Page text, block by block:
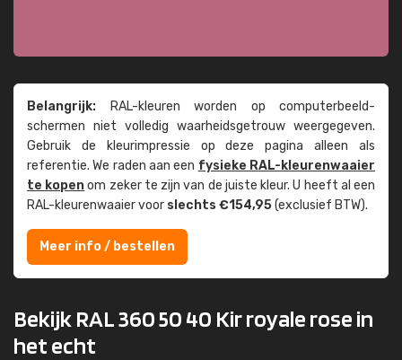
Belangrijk: RAL-kleuren worden op computer­beeld­
schermen niet volledig waarheids­­getrouw weer­gegeven.
Gebruik de kleur­impressie op deze pagina alleen als
referentie. We raden aan een fysieke RAL-kleuren­waaier
te kopenom zeker te zijn van de juiste kleur. U heeft al een
RAL-kleuren­waaier voor slechts €154,95(exclusief BTW).
Meer info / bestellen
Bekijk RAL 360 50 40 Kir royale rose in
het echt